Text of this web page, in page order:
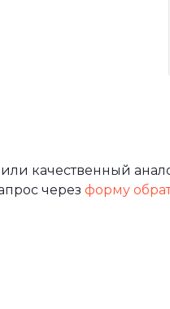
качественный
через форму